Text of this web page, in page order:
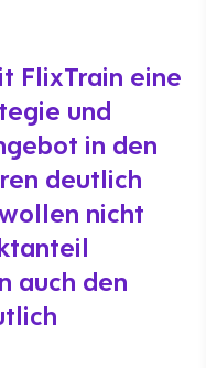
FlixTrain eine
und
in den
deutlich
nicht
auch den